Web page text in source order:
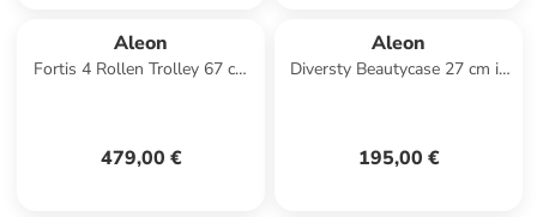
Aleon
Fortis 4 Rollen Trolley 67 cm
479,00 €
Aleon
Diversty Beautycase 27 cm in
195,00 €